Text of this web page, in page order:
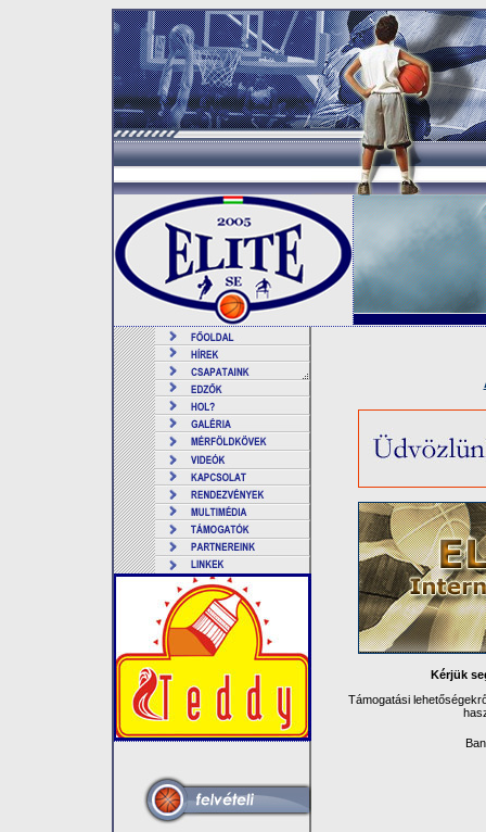
Kérjük
Támogatási